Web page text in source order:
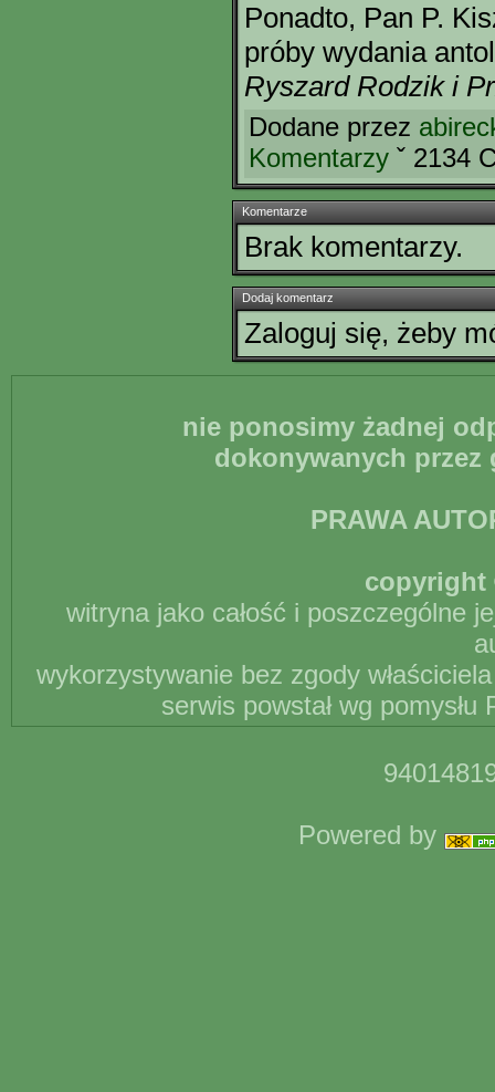
Ponadto, Pan P.
próby wydania
Ryszard Rodzik i
Dodane przez
Komentarzy ˇ 2134
Komentarze
Brak komentarzy.
Dodaj komentarz
Zaloguj się, żeby
nie ponosimy żadnej
dokonywanych
PRAWA
copyright
witryna jako całość i poszczególne
wykorzystywanie bez zgody
serwis powstał wg
Powered by